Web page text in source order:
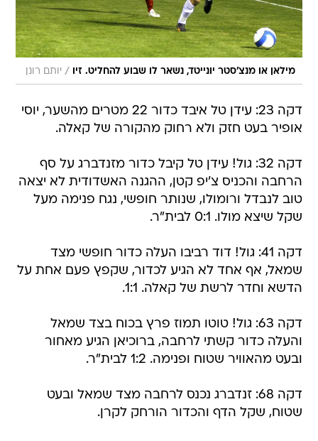
מילאן או מנצ'סטר יונייטד, נשאר לו שבוע להחליט. זיו / יותם רונן
דקה 23: עידן טל איבד כדור 22 מטרים מהשער, יוסי
אופיר בעט חזק ולא רחוק מהקורה של קאלה.
דקה 32: גול! עידן טל קיבל כדור מזנדברג על סף
הרחבה והכניס צ'יפ קטן, ההגנה האשדודית לא יצאה
טוב לנבדל ורומולו, שנותר חופשי, נגח פנימה מעל
שקל שיצא מולו. 0:1 לבית"ר.
דקה 41: גול! דוד רביבו העלה כדור חופשי מצד
שמאל, אף אחד לא הגיע לכדור, שקפץ פעם אחת על
הדשא וחדר לרשת של קאלה. 1:1.
דקה 63: גול! טוטו תמוז פרץ בכוח בצד שמאל
והעלה כדור קשתי לרחבה, ברוכיאן הגיע מאחור
ובעט מהאוויר שטוח ופנימה. 1:2 לבית"ר.
דקה 68: זנדברג נכנס לרחבה מצד שמאל ובעט
שטוח, שקל הדף והכדור הורחק לקרן.